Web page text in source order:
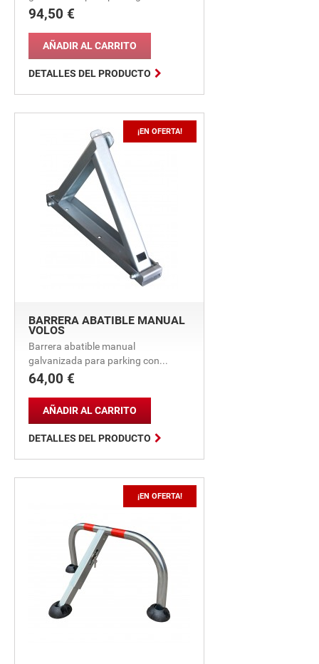
Precio
94,50 €

AÑADIR AL CARRITO
DETALLES DEL PRODUCTO
BARRERA ABATIBLE MANUAL
VOLOS
Barrera abatible manual
galvanizada para parking con...
Precio
64,00 €

AÑADIR AL CARRITO
DETALLES DEL PRODUCTO
¡EN OFERTA!
¡EN OFERTA!